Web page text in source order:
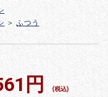
＞ ふつう
円 (税込)